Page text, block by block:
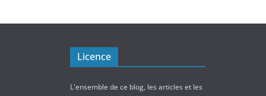
Licence
L'ensemble de ce blog, les articles et les